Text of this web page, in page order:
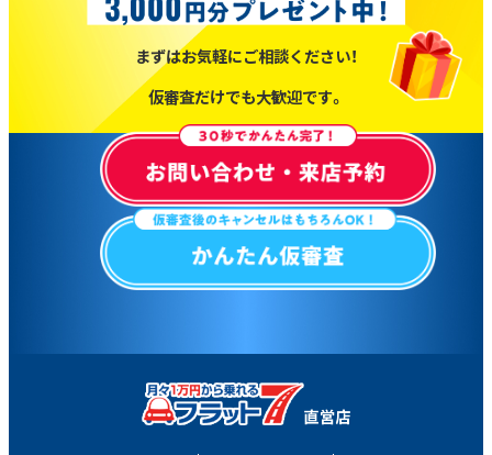
まずはお気軽にご相談ください！
仮審査だけでも大歓迎です。